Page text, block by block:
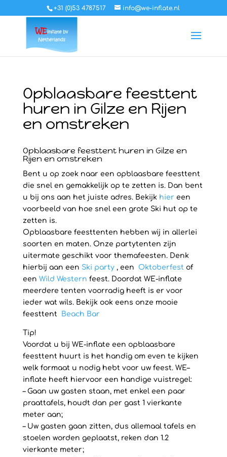
+31 (0)53 4787517 info@we-inflate.nl
Opblaasbare feesttent
huren in Gilze en Rijen
en omstreken
Opblaasbare feesttent huren in Gilze en
Rijen en omstreken
Bent u op zoek naar een opblaasbare feesttent
die snel en gemakkelijk op te zetten is. Dan bent
u bij ons aan het juiste adres. Bekijk hier een
voorbeeld van hoe snel een grote Ski hut op te
zetten is.
Opblaasbare feesttenten hebben wij in allerlei
soorten en maten. Onze partytenten zijn
uitermate geschikt voor themafeesten. Denk
hierbij aan een Ski party, een Oktoberfest of
een Wild Western feest. Doordat WE-inflate
meerdere tenten voorradig heeft is er voor
ieder wat wils. Bekijk ook eens onze mooie
feesttent
Beach Bar
Tip!
Voordat u bij WE-inflate een opblaasbare
feesttent huurt is het handig om even te kijken
welk formaat u nodig hebt voor uw feest. WE–
inflate heeft hiervoor een handige vuistregel:
– Gaan uw gasten staan, met enkel een paar
praattafels, houdt dan per gast 1 vierkante
meter aan;
– Uw gasten gaan zitten, dus allemaal tafels en
stoelen worden geplaatst, reken dan 1.2
vierkante meter;